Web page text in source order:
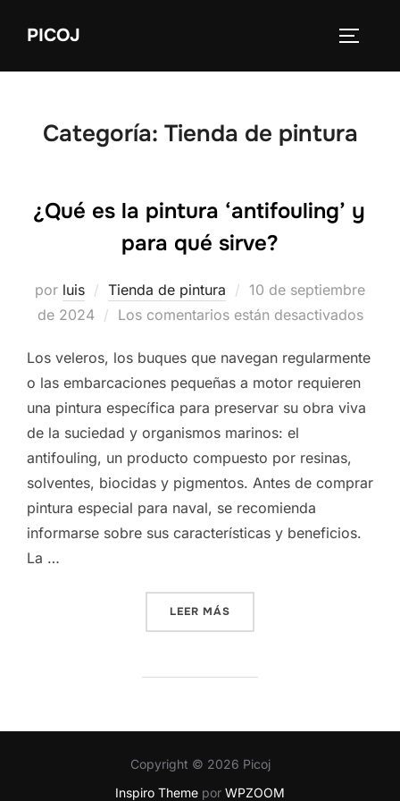
PICOJ
Categoría: Tienda de pintura
¿Qué es la pintura ‘antifouling’ y
para qué sirve?
por luis Tienda de pintura
Publicado
el
10 de septiembre
de 2024
Los comentarios están desactivados
Los veleros, los buques que navegan regularmente
o las embarcaciones pequeñas a motor requieren
una pintura específica para preservar su obra viva
de la suciedad y organismos marinos: el
antifouling, un producto compuesto por resinas,
solventes, biocidas y pigmentos. Antes de comprar
pintura especial para naval, se recomienda
informarse sobre sus características y beneficios.
La …
LEER MÁS
Copyright © 2026 Picoj
Inspiro Theme por WPZOOM